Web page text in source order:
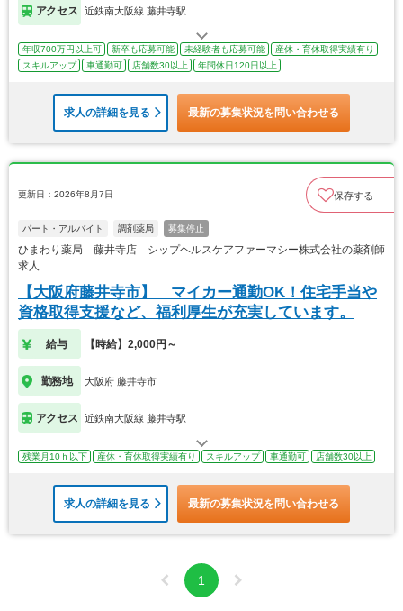
アクセス 近鉄南大阪線 藤井寺駅
年収700万円以上可 新卒も応募可能 未経験者も応募可能
産休・育休取得実績有り
スキルアップ
車通勤可 店舗数30以上 年間休日120日以上
求人の詳細を見る 最新の募集状況を問い合わせる
更新日：2026年8月7日 保存する
パート・アルバイト 調剤薬局 募集停止
ひまわり薬局 藤井寺店 シップヘルスケアファーマシー株式会社の薬剤師
求人
【大阪府藤井寺市】 マイカー通勤OK！住宅手当や
資格取得支援など、福利厚生が充実しています。
給与 【時給】2,000円～
勤務地 大阪府 藤井寺市
アクセス 近鉄南大阪線 藤井寺駅
残業月10ｈ以下 産休・育休取得実績有り スキルアップ 車通勤可 店舗数30以上
求人の詳細を見る 最新の募集状況を問い合わせる
1